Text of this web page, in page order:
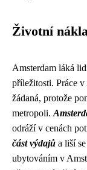
Životní
Amsterdam láká
příležitosti. Práce
žádaná, protože
metropoli.
odráží v cenách
část výdajů a liší
ubytováním v